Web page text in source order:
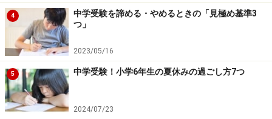
4
中学受験を諦める・やめるときの「見極め基準3
つ」
2023/05/16
5 中学受験！小学6年生の夏休みの過ごし方7つ
2024/07/23